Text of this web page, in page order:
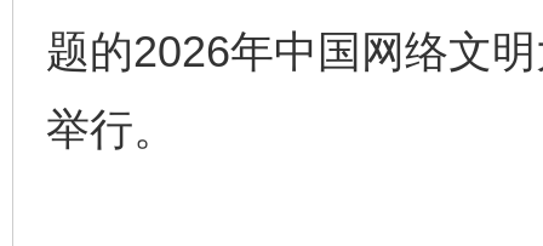
题的2026年中国网络文
举行。